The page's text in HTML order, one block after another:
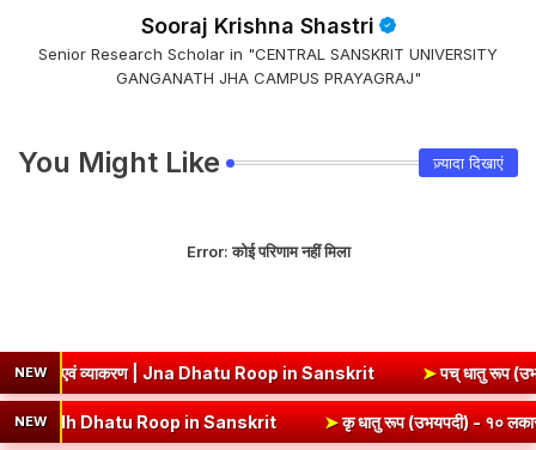
Sooraj Krishna Shastri
Senior Research Scholar in "CENTRAL SANSKRIT UNIVERSITY
GANGANATH JHA CAMPUS PRAYAGRAJ"
You Might Like ज़्यादा दिखाएं
Error:कोई परिणाम नहीं मिला
NEW
व्याकरण | Jna Dhatu Roop in Sanskrit ➤पच् धातु रूप (उभयपदी) -
NEW
अर्थ एवं व्याकरण | Edh Dhatu Roop in Sanskrit ➤कृ धातु रूप